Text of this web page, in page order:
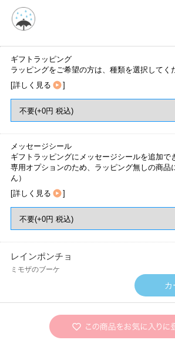
ギフトラッピング
ラッピングをご希望の方は、種類を選択してく
[詳しく見る ]
メッセージシール
ギフトラッピングにメッセージシールを追加で
専用オプションのため、ラッピング無しの商品
ん）
[詳しく見る ]
レインポンチョ
ミモザのブーケ